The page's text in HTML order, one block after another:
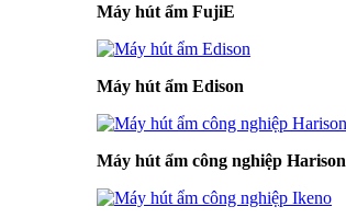
Máy hút ẩm FujiE
Máy hút ẩm Edison
Máy hút ẩm công nghiệp Harison